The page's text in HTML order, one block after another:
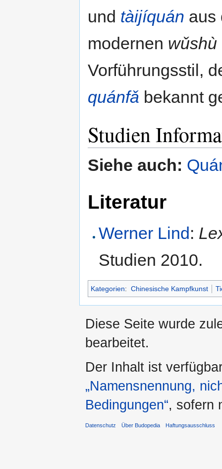
und tàijíquán
modernen wǔshù
Vorführungsstil,
quánfǎ bekannt
Studien
Siehe auch:
Literatur
Werner Lind:
Studien 2010.
Kategorien: Chinesische Kampfkunst
Diese Seite wurde
bearbeitet.
Der Inhalt ist
„Namensnennung,
Bedingungen“, sofern
Datenschutz Über Budopedia Haftungsausschluss